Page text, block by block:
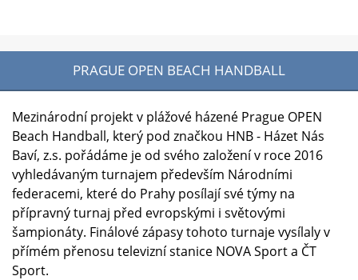
PRAGUE OPEN BEACH HANDBALL
Mezinárodní projekt v plážové házené Prague OPEN
Beach Handball, který pod značkou HNB - Házet Nás
Baví, z.s. pořádáme je od svého založení v roce 2016
vyhledávaným turnajem především Národními
federacemi, které do Prahy posílají své týmy na
přípravný turnaj před evropskými i světovými
šampionáty. Finálové zápasy tohoto turnaje vysílaly v
přímém přenosu televizní stanice NOVA Sport a ČT
Sport.